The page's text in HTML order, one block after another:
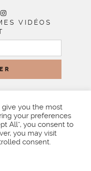
VIDÉOS
:
SHOPyou the most
your preferences
All”, you consent to
you may visit
consent.